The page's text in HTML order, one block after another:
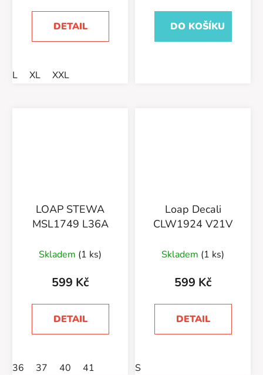
DETAIL
L XL XXL
DO KOŠÍKU
LOAP STEWA
MSL1749 L36A
Skladem (1 ks)
599 Kč
DETAIL
36 37 40 41
Loap Decali
CLW1924 V21V
Skladem (1 ks)
599 Kč
DETAIL
S